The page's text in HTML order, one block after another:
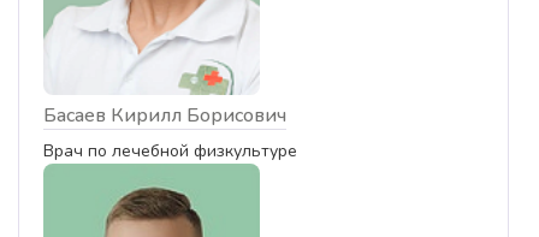
Басаев Кирилл Борисович
Врач по лечебной физкультуре